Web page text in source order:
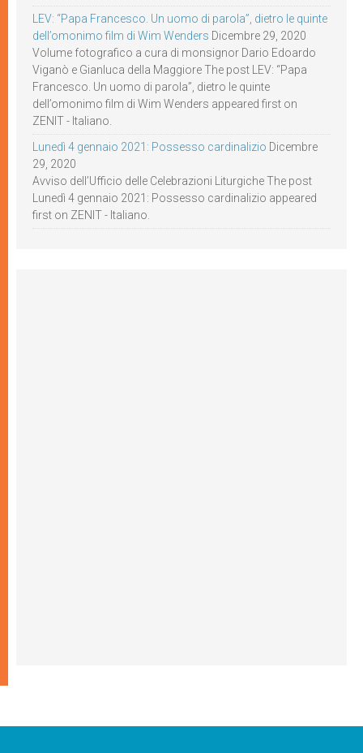
LEV: “Papa Francesco. Un uomo di parola”, dietro le quinte
dell’omonimo film di Wim Wenders Dicembre 29, 2020
Volume fotografico a cura di monsignor Dario Edoardo
Viganò e Gianluca della Maggiore The post LEV: “Papa
Francesco. Un uomo di parola”, dietro le quinte
dell’omonimo film di Wim Wenders appeared first on
ZENIT - Italiano.
Lunedì 4 gennaio 2021: Possesso cardinalizio Dicembre
29, 2020
Avviso dell’Ufficio delle Celebrazioni Liturgiche The post
Lunedì 4 gennaio 2021: Possesso cardinalizio appeared
first on ZENIT - Italiano.